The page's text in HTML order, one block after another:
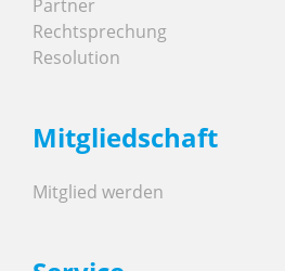
Partner
Rechtsprechung
Resolution
Mitgliedschaft
Mitglied werden